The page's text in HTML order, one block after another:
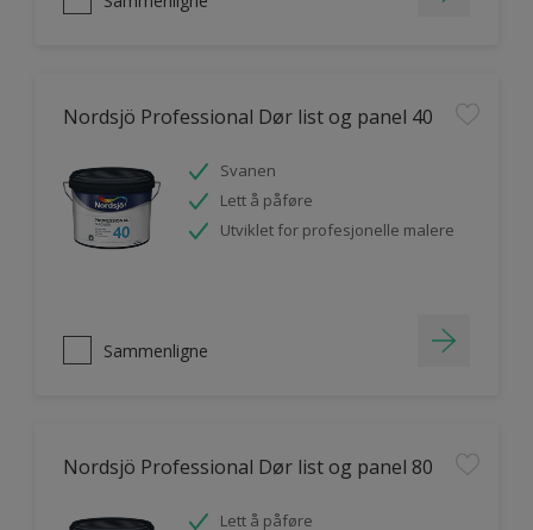
Nordsjö Professional Dør list og panel 40
Svanen
Lett å påføre
Utviklet for profesjonelle malere
Sammenligne
Nordsjö Professional Dør list og panel 80
Lett å påføre